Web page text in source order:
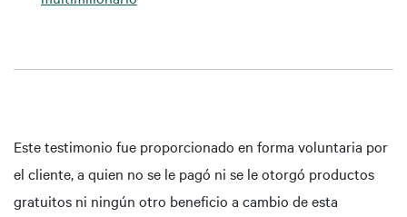
Este testimonio fue proporcionado en forma voluntaria por
el cliente, a quien no se le pagó ni se le otorgó productos
gratuitos ni ningún otro beneficio a cambio de esta